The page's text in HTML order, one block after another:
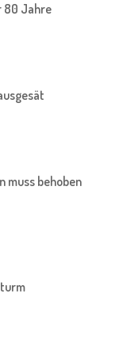
80 Jahre
muss behoben